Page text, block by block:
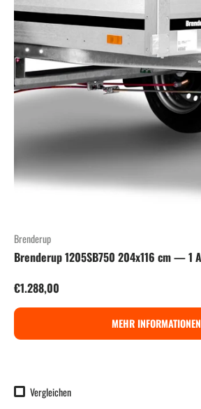
Brenderup
Brenderup 1205SB750 204x116 cm — 1
Normaler Preis
€1.288,00
MEHR INFORMATIONEN
Vergleichen